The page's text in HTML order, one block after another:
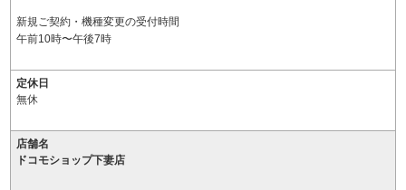
新規ご契約・機種変更の受付時間
午前10時〜午後7時
定休日
無休
店舗名
ドコモショップ下妻店